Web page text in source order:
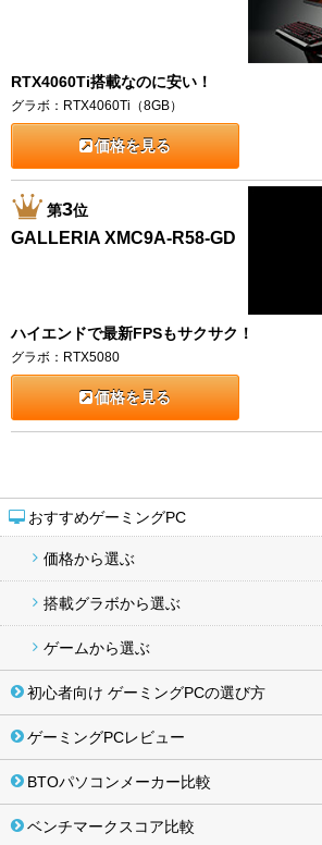
おすすめゲーミングPC
価格から選ぶ
搭載グラボから選ぶ
ゲームから選ぶ
初心者向け ゲーミングPCの選び方
ゲーミングPCレビュー
BTOパソコンメーカー比較
ベンチマークスコア比較
RTX4060Ti搭載なのに安い！
グラボ：RTX4060Ti（8GB）
価格を見る
第3位
GALLERIA XMC9A-R58-GD
ハイエンドで最新FPSもサクサク！
グラボ：RTX5080
価格を見る